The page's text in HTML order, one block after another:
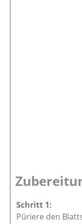
Püriere den